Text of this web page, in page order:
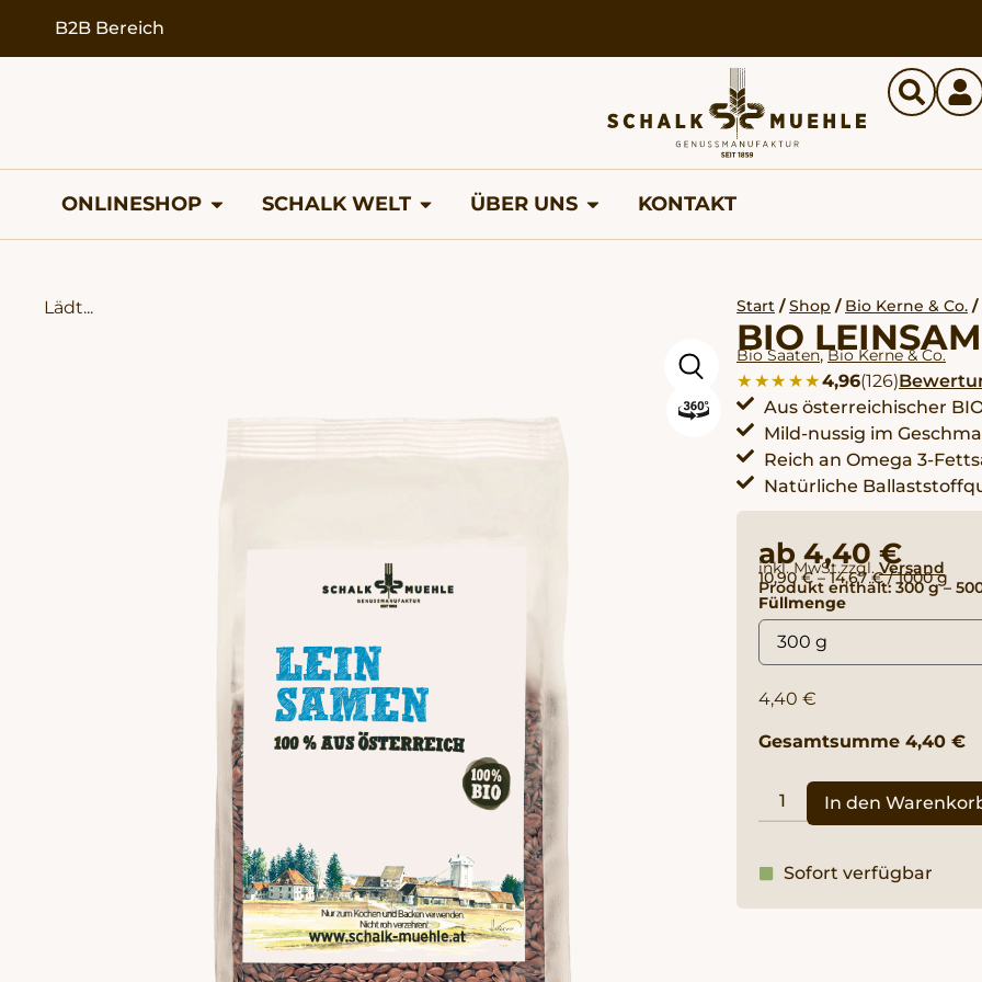
springenB2B Bereich
ONLINESHOP SCHALK WELT ÜBER UNS KONTAKT
Lädt... Start /Shop / Bio Kerne & Co. /
BIO
Bio Saaten,Bio Kerne & Co.
★★★★★
★★★★★4,96(126)
Aus österreichischer
Mild-nussig im
Reich an Omega 3-
Natürliche
ab 4,40 €
inkl. MwSt.zzgl.Versand
10,90€–14,67€/1000 g
Produkt enthält: 300g–
Füllmenge
4,40 €
Gesamtsumme 4,40 €
In den
Sofort verfügbar